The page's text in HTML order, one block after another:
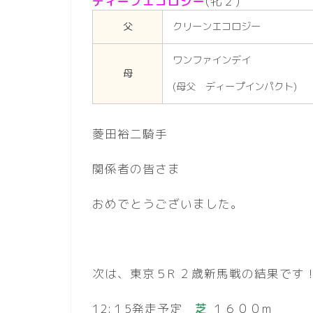
父 クリーンエコロジー
母
ワンファインデイ
(母父 ディープインパクト)
菱田裕二騎手
関係者の皆さま
おめでとうございました。
次は、東京５R ２歳新馬戦の結果です
12:１5発走予定 芝 １６００m